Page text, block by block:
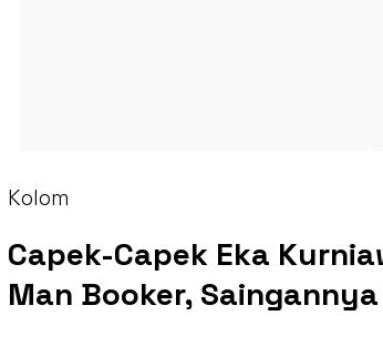
Kolom
Capek-Capek Eka
Man Booker, Saingannya